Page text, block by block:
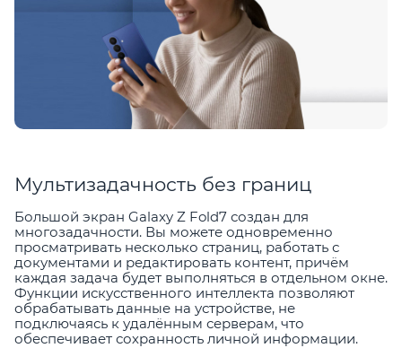
Мультизадачность без границ
Большой экран Galaxy Z Fold7 создан для
многозадачности. Вы можете одновременно
просматривать несколько страниц, работать с
документами и редактировать контент, причём
каждая задача будет выполняться в отдельном окне.
Функции искусственного интеллекта позволяют
обрабатывать данные на устройстве, не
подключаясь к удалённым серверам, что
обеспечивает сохранность личной информации.